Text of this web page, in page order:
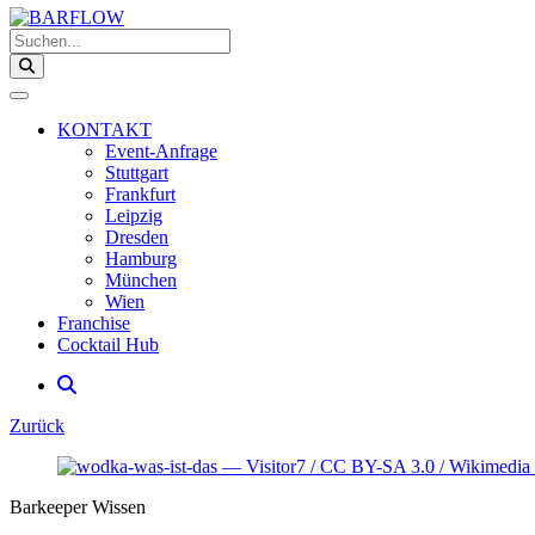
Suchen...
KONTAKT
Event-Anfrage
Stuttgart
Frankfurt
Leipzig
Dresden
Hamburg
München
Wien
Franchise
Cocktail Hub
Zurück
Barkeeper Wissen